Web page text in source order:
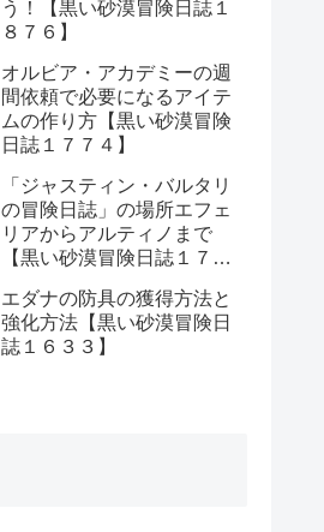
う！【黒い砂漠冒険日誌１
８７６】
オルビア・アカデミーの週
間依頼で必要になるアイテ
ムの作り方【黒い砂漠冒険
日誌１７７４】
「ジャスティン・バルタリ
の冒険日誌」の場所エフェ
リアからアルティノまで
【黒い砂漠冒険日誌１７０
エダナの防具の獲得方法と
強化方法【黒い砂漠冒険日
誌１６３３】